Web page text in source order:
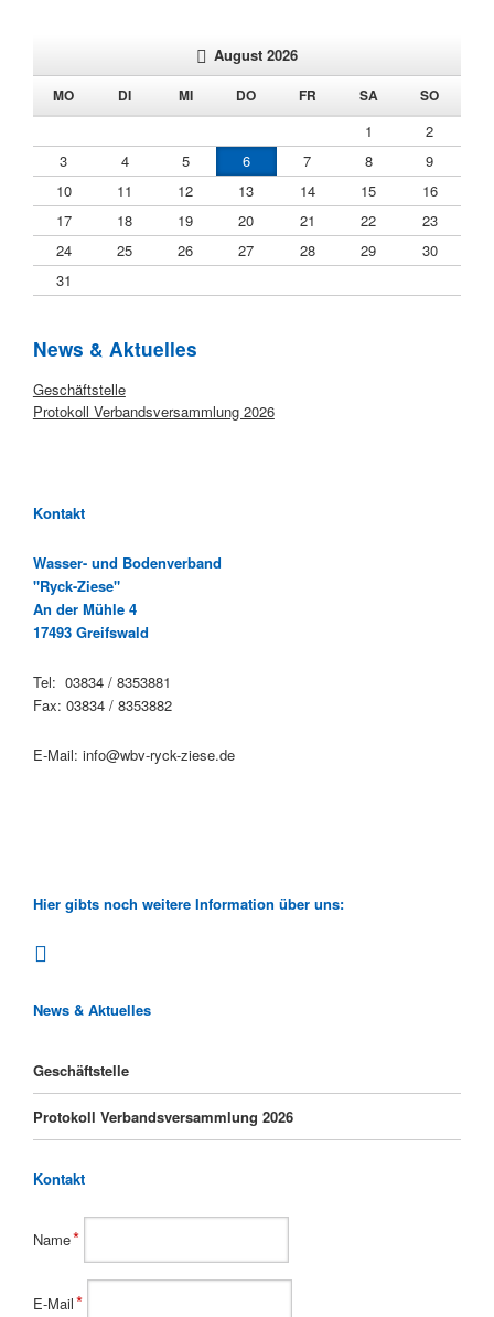
August 2026
MONTAG DIENSTAGMITTWOCH
DONNERSTAG
FREITAG SAMSTAGSONNTAG
1
2
3
4 5 6 7 8
9
10
11 12 13 14 15
16
17
18 19 20 21 22
23
24
25 26 27 28 29
30
31
Startseite
News & Aktuelles
Geschäftstelle
Protokoll Verbandsversammlung 2026
Kontakt
Wasser- und Bodenverband
"Ryck-Ziese"
An der Mühle 4
17493 Greifswald
Tel: 03834 / 8353881
Fax: 03834 / 8353882
E-Mail: info@wbv-ryck-ziese.de
Hier gibts noch weitere Information über uns:
News & Aktuelles
Geschäftstelle
Protokoll Verbandsversammlung 2026
Kontakt
Pflichtfeld
Name*
E-Mail*